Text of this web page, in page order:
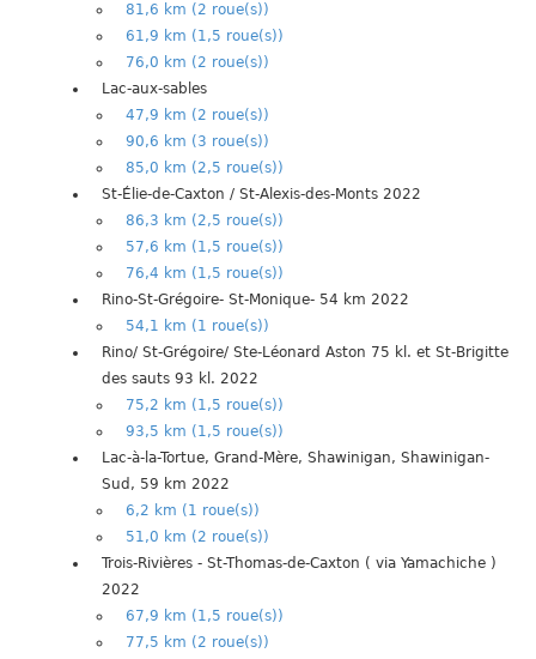
81,6 km (2 roue(s))
61,9 km (1,5 roue(s))
76,0 km (2 roue(s))
Lac-aux-sables
47,9 km (2 roue(s))
90,6 km (3 roue(s))
85,0 km (2,5 roue(s))
St-Élie-de-Caxton / St-Alexis-des-Monts 2022
86,3 km (2,5 roue(s))
57,6 km (1,5 roue(s))
76,4 km (1,5 roue(s))
Rino-St-Grégoire- St-Monique- 54 km 2022
54,1 km (1 roue(s))
Rino/ St-Grégoire/ Ste-Léonard Aston 75 kl. et St-Brigitte
des sauts 93 kl. 2022
75,2 km (1,5 roue(s))
93,5 km (1,5 roue(s))
Lac-à-la-Tortue, Grand-Mère, Shawinigan, Shawinigan-
Sud, 59 km 2022
6,2 km (1 roue(s))
51,0 km (2 roue(s))
Trois-Rivières - St-Thomas-de-Caxton ( via Yamachiche )
2022
67,9 km (1,5 roue(s))
77,5 km (2 roue(s))